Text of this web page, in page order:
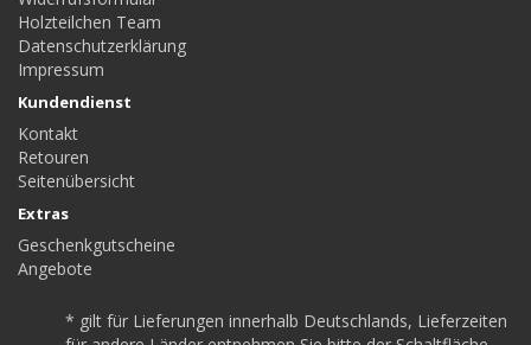
Holzteilchen Team
Datenschutzerklärung
Impressum
Kundendienst
Kontakt
Retouren
Seitenübersicht
Extras
Geschenkgutscheine
Angebote
* gilt für Lieferungen innerhalb Deutschlands, Lieferzeiten